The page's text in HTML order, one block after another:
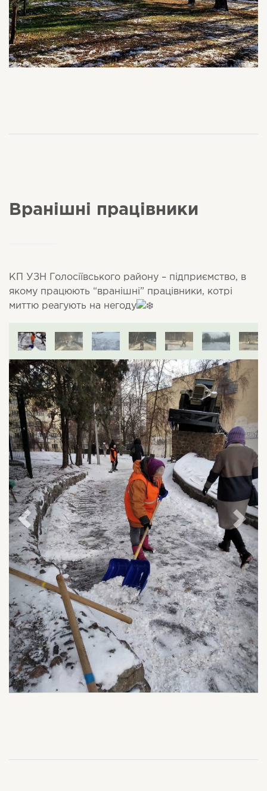
Вранішні працівники
КП УЗН Голосіївського району – підприємство, в
якому працюють “вранішні” працівники, котрі
миттю реагують на негоду